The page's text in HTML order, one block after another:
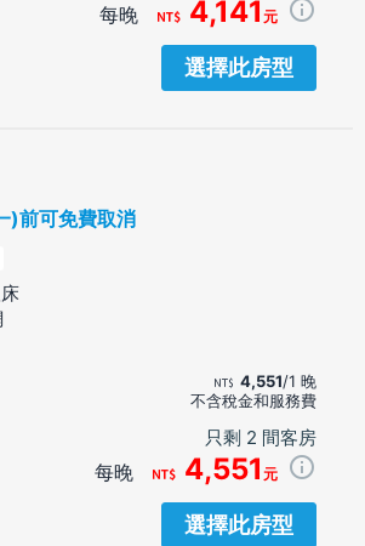
每晚 4,141 元
選擇此房型
)前可免費取消
4,551/1 晚
不含稅金和服務費
只剩 2 間客房
每晚 4,551 元
選擇此房型